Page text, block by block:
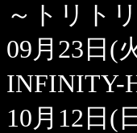
～トリト
09月23日(
INFINITY-
10月12日(